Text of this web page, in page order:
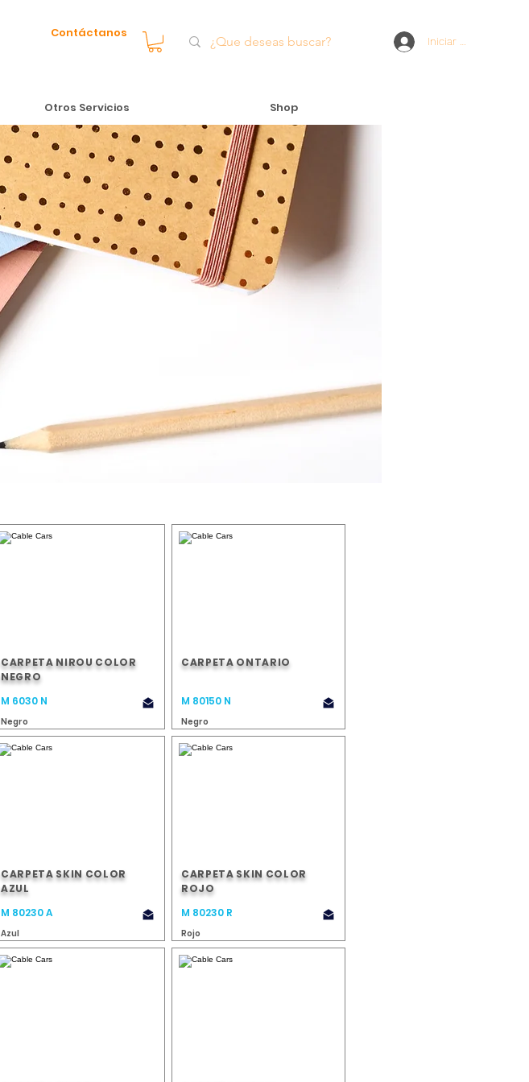
Contáctanos
Iniciar sesión
Otros Servicios Shop
CARPETA NIROU COLOR
NEGRO
M 6030 N
Negro
CARPETA SKIN COLOR
AZUL
M 80230 A
Azul
CARPETA ONTARIO
M 80150 N
Negro
CARPETA SKIN COLOR
ROJO
M 80230 R
Rojo